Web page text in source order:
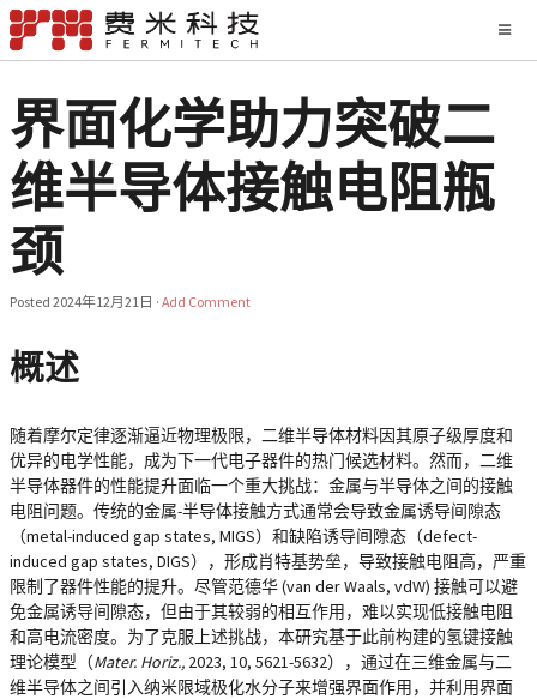
界面化学助力突破二
维半导体接触电阻瓶
颈
Posted 2024年12月21日 · Add Comment
概述
随着摩尔定律逐渐逼近物理极限，二维半导体材料因其原子级厚度和
优异的电学性能，成为下一代电子器件的热门候选材料。然而，二维
半导体器件的性能提升面临一个重大挑战：金属与半导体之间的接触
电阻问题。传统的金属-半导体接触方式通常会导致金属诱导间隙态
（metal-induced gap states, MIGS）和缺陷诱导间隙态（defect-
induced gap states, DIGS），形成肖特基势垒，导致接触电阻高，严重
限制了器件性能的提升。尽管范德华 (van der Waals, vdW) 接触可以避
免金属诱导间隙态，但由于其较弱的相互作用，难以实现低接触电阻
和高电流密度。为了克服上述挑战，本研究基于此前构建的氢键接触
理论模型（Mater. Horiz., 2023, 10, 5621-5632），通过在三维金属与二
维半导体之间引入纳米限域极化水分子来增强界面作用，并利用界面